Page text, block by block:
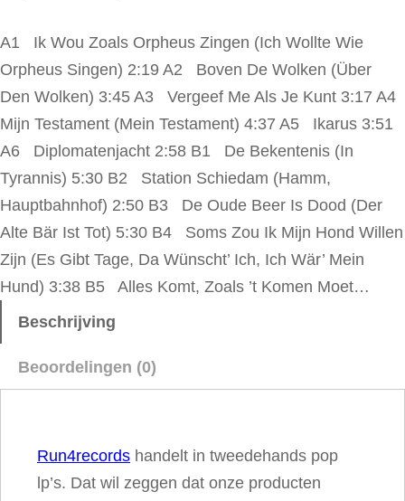
d
M
e
y
–
E
r
Z
i
j
D
A1 Ik Wou Zoals Orpheus Zingen (Ich Wollte Wie
Orpheus Singen) 2:19 A2 Boven De Wolken (Über
Den Wolken) 3:45 A3 Vergeef Me Als Je Kunt 3:17 A4
Mijn Testament (Mein Testament) 4:37 A5 Ikarus 3:51
A6 Diplomatenjacht 2:58 B1 De Bekentenis (In
Tyrannis) 5:30 B2 Station Schiedam (Hamm,
Hauptbahnhof) 2:50 B3 De Oude Beer Is Dood (Der
Alte Bär Ist Tot) 5:30 B4 Soms Zou Ik Mijn Hond Willen
Zijn (Es Gibt Tage, Da Wünscht’ Ich, Ich Wär’ Mein
Hund) 3:38 B5 Alles Komt, Zoals ’t Komen Moet…
Beschrijving
Beoordelingen (0)
Run4records handelt in tweedehands pop
lp’s. Dat wil zeggen dat onze producten